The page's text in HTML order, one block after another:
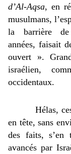
d’Al-Aqsa, en
musulmans,
la barrière
années, faisait
ouvert ».
israélien,
occidentaux.
Hélas,
en tête, sans
des faits, s’en
avancés par